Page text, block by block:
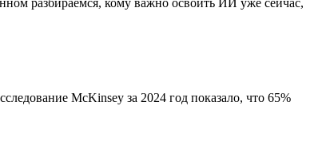
McKinsey за 2024 год показало, что 65%